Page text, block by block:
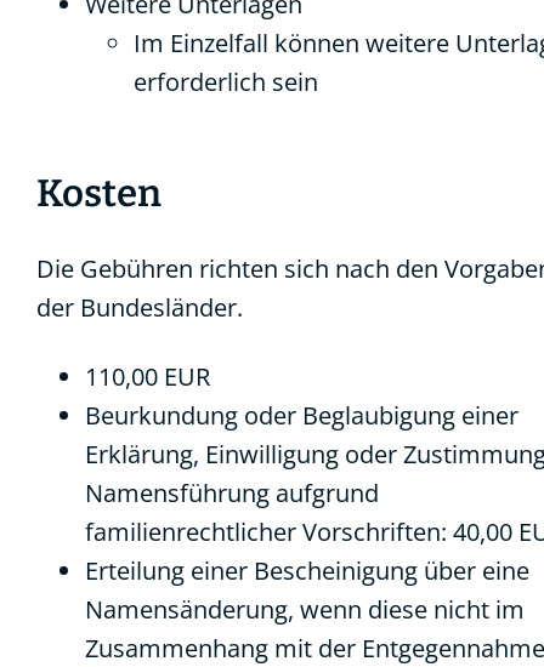
Im Einzelfall können weitere
erforderlich sein
Kosten
Die Gebühren richten sich nach den
der Bundesländer.
110,00 EUR
Beurkundung oder Beglaubigung einer
Erklärung, Einwilligung oder
Namensführung aufgrund
familienrechtlicher Vorschriften: 40,00
Erteilung einer Bescheinigung über eine
Namensänderung, wenn diese nicht im
Zusammenhang mit der Entgegennahme